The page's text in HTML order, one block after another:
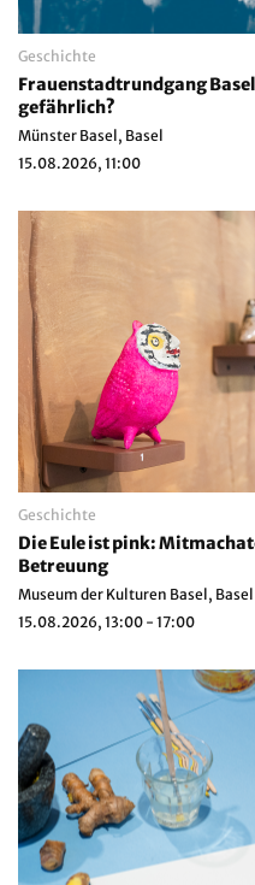
Geschichte
Frauenstadtrundgang
gefährlich?
Münster Basel, Basel
15.08.2026, 11:00
Geschichte
Die Eule ist pink:
Betreuung
Museum der Kulturen Basel, Basel
15.08.2026, 13:00 - 17:00